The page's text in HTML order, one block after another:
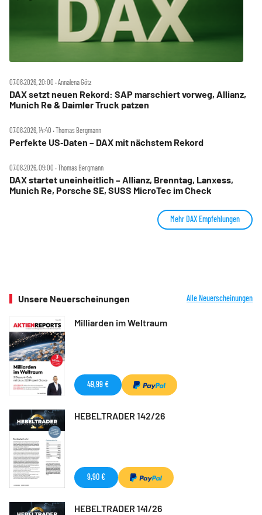
07.08.2026, 20:00 ‧ Annalena Götz
DAX setzt neuen Rekord: SAP marschiert vorweg, Allianz,
Munich Re & Daimler Truck patzen
07.08.2026, 14:40 ‧ Thomas Bergmann
Perfekte US‑Daten – DAX mit nächstem Rekord
07.08.2026, 09:00 ‧ Thomas Bergmann
DAX startet uneinheitlich – Allianz, Brenntag, Lanxess,
Munich Re, Porsche SE, SUSS MicroTec im Check
Mehr DAX Empfehlungen
Unsere Neuerscheinungen Alle Neuerscheinungen
Milliarden im Weltraum
49,99 €
HEBELTRADER 142/26
9,90 €
HEBELTRADER 141/26